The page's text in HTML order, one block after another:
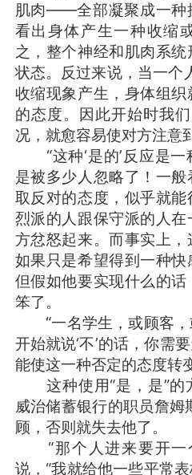
肌肉——全部凝聚成一种
看出身体产生一种收缩
之，整个神经和肌肉系
状态。反过来说，当一个
收缩现象产生，身体组
的态度。因此开始时我
况，就愈容易使对方注意
“这种‘是的’反应是一
是被多少人忽略了！一
取反对的态度，似乎就
烈派的人跟保守派的人
方忿怒起来。而事实上
如果只是希望得到一种快
但假如他要实现什么的
笨了。
“一名学生，或顾客，
开始就说‘不’的话，你需
能使这一种否定的态度转
这种使用“是，是”的
威治储蓄银行的职员詹姆
顾，否则就失去他了。
“那个人进来要开一
说，“我就给他一些平常